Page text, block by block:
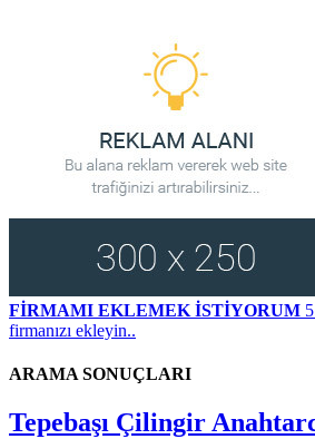
FİRMAMI EKLEMEK İSTİYORUM
firmanızı ekleyin..
ARAMA SONUÇLARI
Tepebaşı Çilingir